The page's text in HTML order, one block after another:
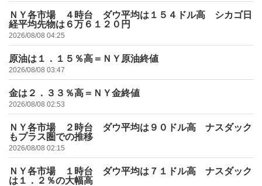
ＮＹ各市場 ４時台 ダウ平均は１５４ドル高 シカゴ日
経平均先物は６万６１２０円
2026/08/08 04:25
原油は１．１５％高＝ＮＹ原油終値
2026/08/08 03:47
金は２．３３％高＝ＮＹ金終値
2026/08/08 02:53
ＮＹ各市場 ２時台 ダウ平均は９０ドル高 ナスダック
もプラス圏での推移
2026/08/08 02:15
ＮＹ各市場 １時台 ダウ平均は７１ドル高 ナスダック
は１．２％の大幅高